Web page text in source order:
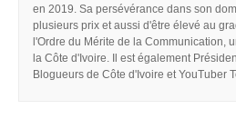
en 2019. Sa persévérance dans son
plusieurs prix et aussi d'être élevé au
l'Ordre du Mérite de la Communication,
la Côte d'Ivoire. Il est également
Blogueurs de Côte d'Ivoire et YouTuber